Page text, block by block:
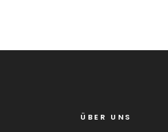
ÜBER UNS